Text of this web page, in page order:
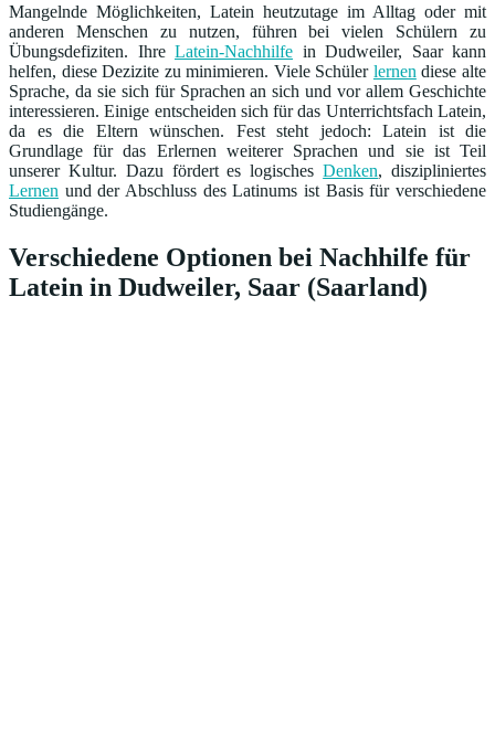
Mangelnde Möglichkeiten, Latein heutzutage im Alltag oder mit
anderen Menschen zu nutzen, führen bei vielen Schülern zu
Übungsdefiziten. Ihre Latein-Nachhilfe in Dudweiler, Saar kann
helfen, diese Dezizite zu minimieren. Viele Schüler lernen diese alte
Sprache, da sie sich für Sprachen an sich und vor allem Geschichte
interessieren. Einige entscheiden sich für das Unterrichtsfach Latein,
da es die Eltern wünschen. Fest steht jedoch: Latein ist die
Grundlage für das Erlernen weiterer Sprachen und sie ist Teil
unserer Kultur. Dazu fördert es logischesDenken, diszipliniertes
Lernen und der Abschluss des Latinums ist Basis für verschiedene
Studiengänge.
Verschiedene Optionen bei Nachhilfe für
Latein in Dudweiler, Saar (Saarland)